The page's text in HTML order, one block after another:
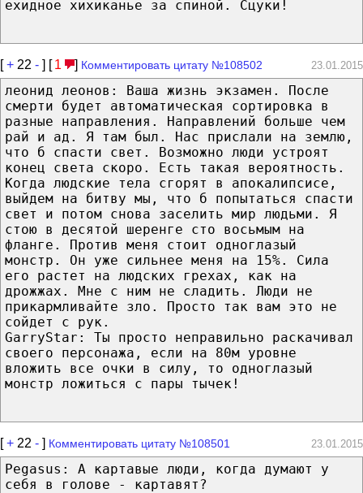
ехидное хихиканье за спиной. Сцуки!
[+ 22 - ] [ 1 ] Комментировать цитату №108502 23.01.2015
леонид леонов: Ваша жизнь экзамен. После
смерти будет автоматическая сортировка в
разные направления. Направлений больше чем
рай и ад. Я там был. Нас прислали на землю,
что б спасти свет. Возможно люди устроят
конец света скоро. Есть такая вероятность.
Когда людские тела сгорят в апокалипсисе,
выйдем на битву мы, что б попытаться спасти
свет и потом снова заселить мир людьми. Я
стою в десятой шеренге сто восьмым на
фланге. Против меня стоит одноглазый
монстр. Он уже сильнее меня на 15%. Сила
его растет на людских грехах, как на
дрожжах. Мне с ним не сладить. Люди не
прикармливайте зло. Просто так вам это не
сойдет с рук.
GarryStar: Ты просто неправильно раскачивал
своего персонажа, если на 80м уровне
вложить все очки в силу, то одноглазый
монстр ложиться с пары тычек!
[+ 22 - ] Комментировать цитату №108501 23.01.2015
Pegasus: А картавые люди, когда думают у
себя в голове - картавят?